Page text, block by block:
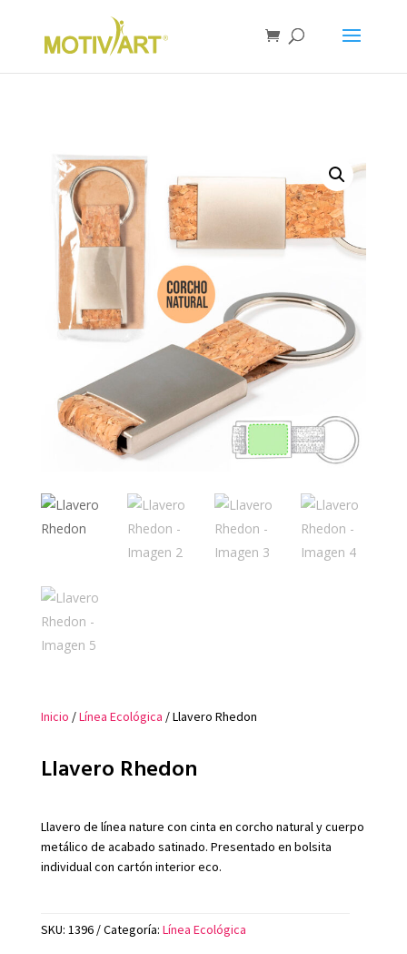
Inicio /Línea Ecológica / Llavero Rhedon
Llavero Rhedon
Llavero de línea nature con cinta en corcho natural y cuerpo
metálico de acabado satinado. Presentado en bolsita
individual con cartón interior eco.
SKU: 1396 Categoría: Línea Ecológica